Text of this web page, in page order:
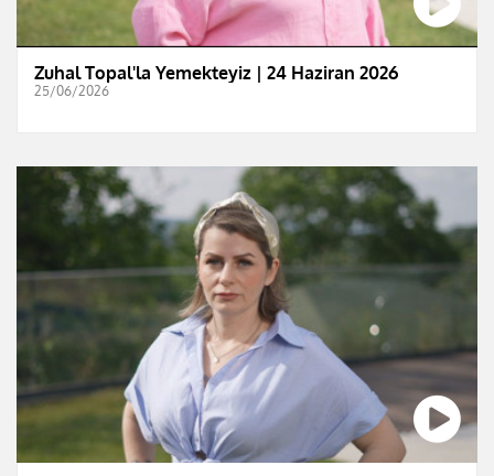
Zuhal Topal'la Yemekteyiz | 24 Haziran 2026
25/06/2026